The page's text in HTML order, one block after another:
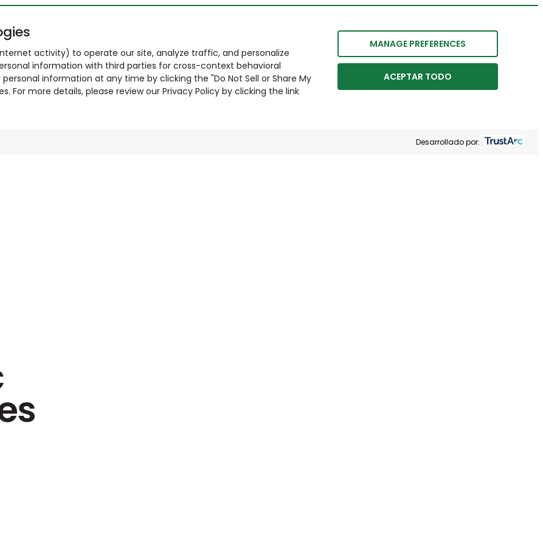
activity) to operate our site, analyze traffic, and personalize
information with third parties for cross-context behavioral
information at any time by clicking the "Do Not Sell or Share My
For more details, please review our Privacy Policy by clicking the link
MANAGE PREFERENCES
ACEPTAR TODO
Desarrollado por: